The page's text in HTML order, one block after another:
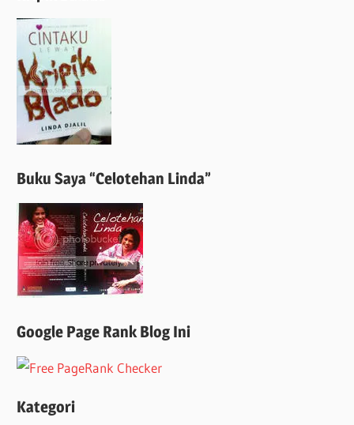
Buku Saya “Celotehan Linda”
Google Page Rank Blog Ini
Kategori